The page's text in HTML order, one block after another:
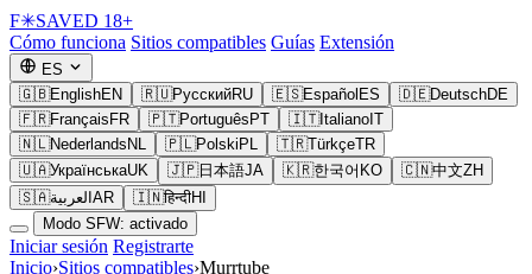
F✳SAVED 18+
Cómo funciona Sitios compatibles Guías Extensión
ES
🇬🇧EnglishEN 🇷🇺РусскийRU 🇪🇸Español ES 🇩🇪DeutschDE
🇫🇷Français FR 🇵🇹Português PT 🇮🇹Italiano IT
🇳🇱Nederlands NL 🇵🇱Polski PL 🇹🇷TürkçeTR
🇺🇦УкраїнськаUK 🇯🇵日本語JA 🇰🇷한국어 KO 🇨🇳中文ZH
🇸🇦العربية AR 🇮🇳हिन्दीHI
Modo SFW: activado
Iniciar sesión Registrarte
Inicio›Sitios compatibles›Murrtube